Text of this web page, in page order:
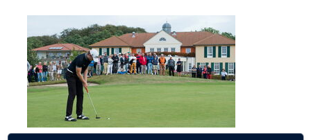
MITGLIEDSCHAFT
GOLF NEWS